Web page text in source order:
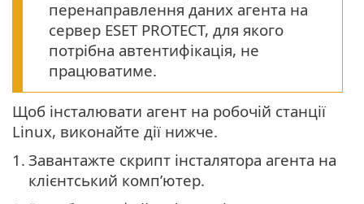
перенаправлення даних агента на
сервер ESET PROTECT, для якого
потрібна автентифікація, не
працюватиме.
Щоб інсталювати агент на робочій станції
Linux, виконайте дії нижче.
1. Завантажте скрипт інсталятора агента на
клієнтський комп’ютер.